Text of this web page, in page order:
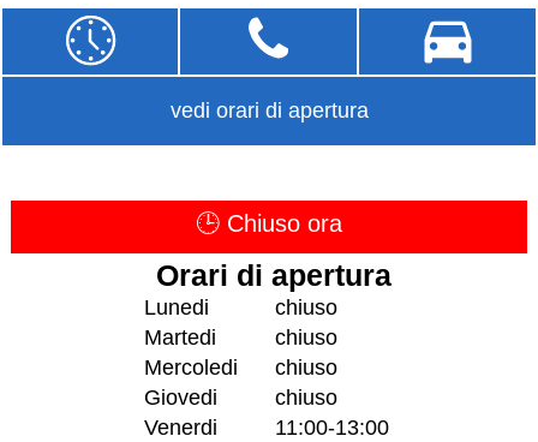
vedi orari di apertura
🕒 Chiuso ora
Orari di apertura
Lunedi
chiuso
Martedi
chiuso
Mercoledi
chiuso
Giovedi
chiuso
Venerdi
11:00-13:00